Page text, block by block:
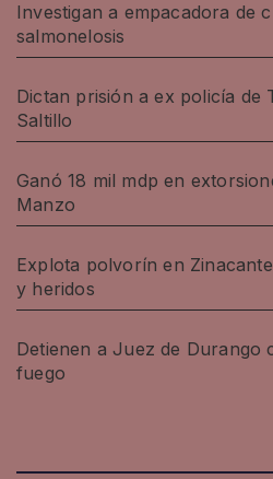
Investigan a empacadora de
salmonelosis
Dictan prisión a ex policía de
Saltillo
Ganó 18 mil mdp en
Manzo
Explota polvorín en
y heridos
Detienen a Juez de Durango
fuego